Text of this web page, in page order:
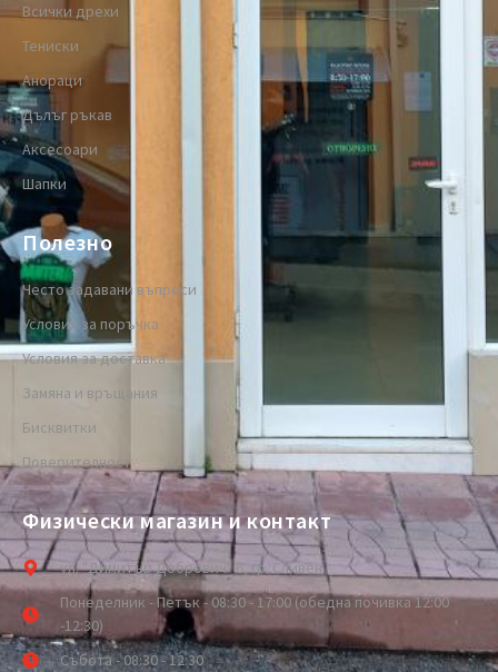
Всички дрехи
Тениски
Анораци
Дълъг ръкав
Аксесоари
Шапки
Полезно
Често задавани въпроси
Условия за поръчка
Условия за доставка
Замяна и връщания
Бисквитки
Поверителност
Физически магазин и контакт
ул. "Димитър Добрович" 6, гр. Сливен
Понеделник - Петък - 08:30 - 17:00 (обедна почивка 12:00
-12:30)
Събота - 08:30 - 12:30